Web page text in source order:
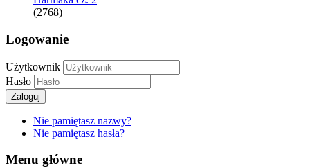
(2768)
Logowanie
Użytkownik
Hasło
Zaloguj
Nie pamiętasz nazwy?
Nie pamiętasz hasła?
Menu główne